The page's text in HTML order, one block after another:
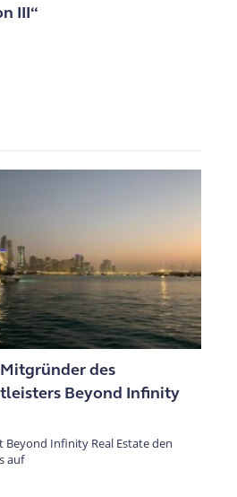
III“
des
Beyond Infinity
Beyond Infinity Real Estate den
auf